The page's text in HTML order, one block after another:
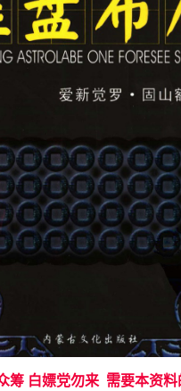
筹 白嫖党勿来 需要本资料